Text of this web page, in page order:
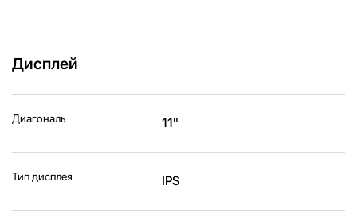
Дисплей
Диагональ 11"
Тип дисплея IPS